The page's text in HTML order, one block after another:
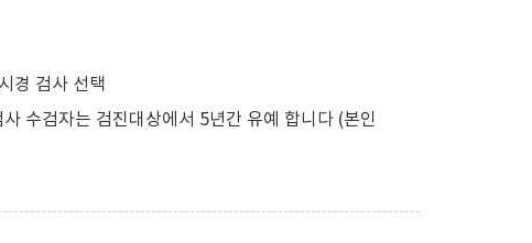
경 검사 선택
수검자는 검진대상에서 5년간 유예 합니다 (본인